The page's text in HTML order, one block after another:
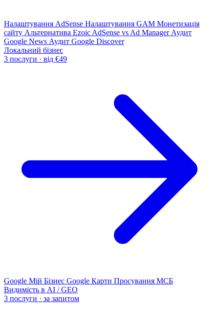
Налаштування AdSense Налаштування GAM Монетизація
сайту Альтернатива Ezoic AdSense vs Ad Manager Аудит
Google News Аудит Google Discover
Локальний бізнес
3 послуги · від €49
Google Мій Бізнес Google Карти Просування МСБ
Видимість в AI / GEO
3 послуги · за запитом